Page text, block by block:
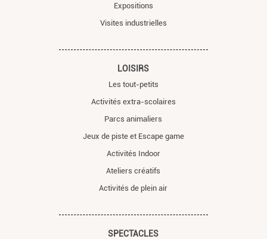
Expositions
Visites industrielles
LOISIRS
Les tout-petits
Activités extra-scolaires
Parcs animaliers
Jeux de piste et Escape game
Activités Indoor
Ateliers créatifs
Activités de plein air
SPECTACLES